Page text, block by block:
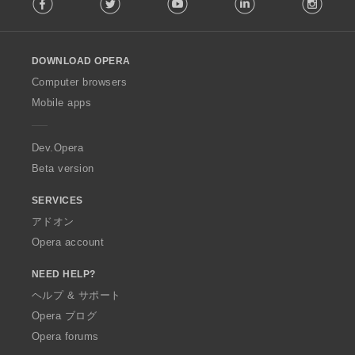
w
O
p
a
DOWNLOAD OPERA
Computer browsers
Mobile apps
Dev.Opera
Beta version
SERVICES
アドオン
Opera account
NEED HELP?
ヘルプ & サポート
Opera ブログ
Opera forums